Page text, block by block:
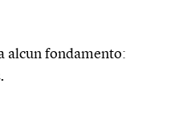
alcun fondamento: